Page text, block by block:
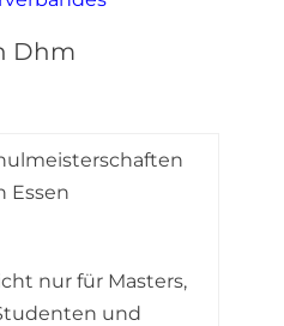
Dhm
Essen
nur für Masters,
und